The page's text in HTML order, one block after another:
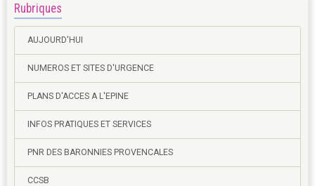
Rubriques
AUJOURD'HUI
NUMEROS ET SITES D'URGENCE
PLANS D'ACCES A L'EPINE
INFOS PRATIQUES ET SERVICES
PNR DES BARONNIES PROVENCALES
CCSB